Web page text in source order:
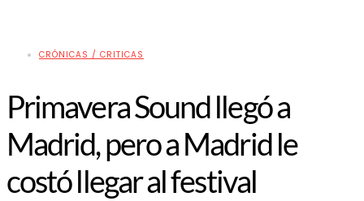
CRÓNICAS / CRITICAS
Primavera Sound llegó a
Madrid, pero a Madrid le
costó llegar al festival